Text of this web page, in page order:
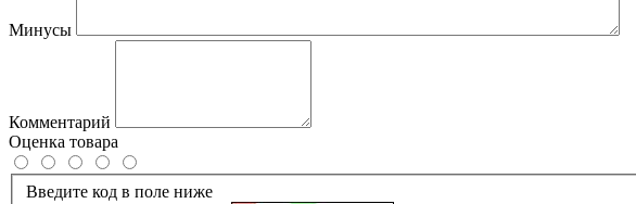
Минусы
Комментарий
Оценка товара
Введите код в поле ниже